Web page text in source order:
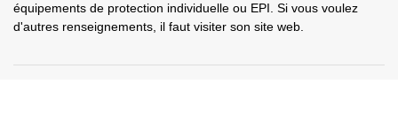
équipements de protection individuelle ou EPI. Si vous voulez
d'autres renseignements, il faut visiter son site web.